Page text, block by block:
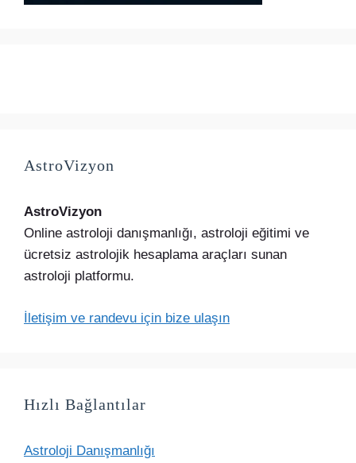
AstroVizyon
AstroVizyon
Online astroloji danışmanlığı, astroloji eğitimi ve
ücretsiz astrolojik hesaplama araçları sunan
astroloji platformu.
İletişim ve randevu için bize ulaşın
Hızlı Bağlantılar
Astroloji Danışmanlığı